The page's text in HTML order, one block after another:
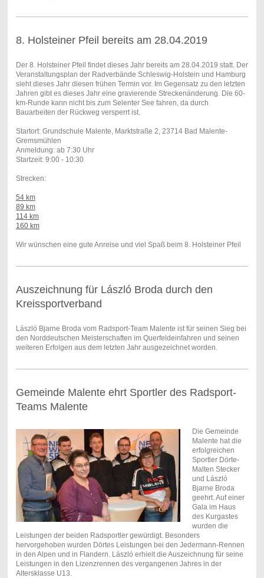
8. Holsteiner Pfeil bereits am 28.04.2019
Der 8. Holsteiner Pfeil findet dieses Jahr bereits am 28.04.2019 statt. Der
Veranstaltungsplan der Radverbände Schleswig-Holstein und Hamburg
sieht dieses Jahr diesen frühen Termin vor. Im Gegensatz zu den letzten
Jahren gibt es dieses Jahr eine gravierende Streckenänderung. Die 60-
km-Runde kann nicht bis zum Selenter See fahren, da durch
Bauarbeiten der Rückweg versperrt ist.
Startort: Grundschule Malente, Marktstraße 2, 23714 Bad Malente-
Gremsmühlen
Anmeldung: ab 7:30 Uhr
Startzeit: 9:00 - 10:30
Strecken:
54 km
89 km
114 km
160 km
Wir wünschen eine gute Anreise und viel Spaß beim 8. Holsteiner Pfeil
Auszeichnung für László Broda durch den
Kreissportverband
László Bjarne Broda vom Radsport-Team Malente ist für seinen Sieg bei
den Norddeutschen Meisterschaften im Querfeldeinfahren und seinen
weiteren Erfolgen aus dem letzten Jahr ausgezeichnet worden.
Gemeinde Malente ehrt Sportler des Radsport-
Teams Malente
Die Gemeinde
Malente hat die
erfolgreichen
Sportler Dörte-
Malten Stecker
und László
Bjarne Broda
geehrt. Auf einer
Gala im Haus
des Kurgastes
wurden die
Leistungen der beiden Radsportler gewürdigt. Besonders
hervorgehoben wurden Dörtes Leistungen bei den Jedermann-Rennen
in den Alpen und in Flandern. László erhielt die Auszeichnung für seine
Leistungen in den Lizenzrennen des vergangenen Jahres in der
Altersklasse U13.